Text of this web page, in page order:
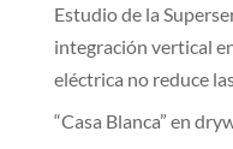
Estudio de la
integración vertical
eléctrica no reduce
“Casa Blanca” en